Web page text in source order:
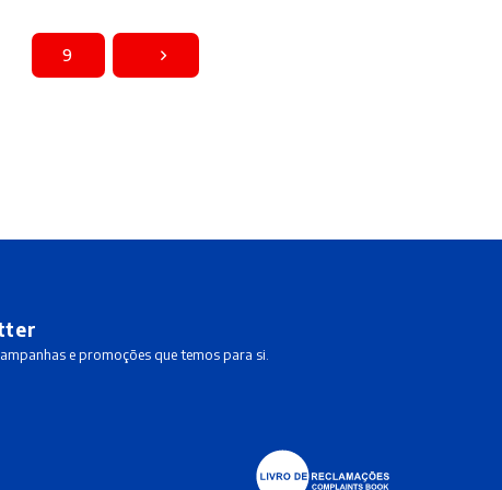
9
e promoções que temos para si.